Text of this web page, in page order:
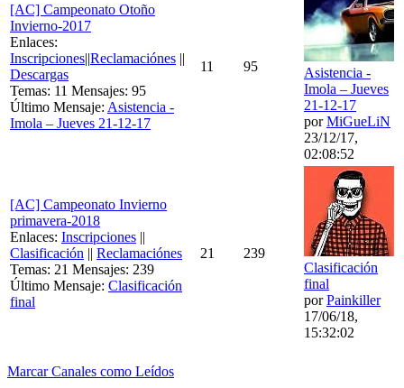
[AC] Campeonato Otoño
Invierno-2017
Enlaces:
Inscripciones||Reclamaciónes ||
Descargas
Temas: 11 Mensajes: 95
Último Mensaje: Asistencia -
Imola – Jueves 21-12-17
11 95
Asistencia -
Imola – Jueves
21-12-17
porMiGueLiN
23/12/17,
02:08:52
[AC] Campeonato Invierno
primavera-2018
Enlaces: Inscripciones ||
Clasificación || Reclamaciónes
Temas: 21 Mensajes: 239
Último Mensaje: Clasificación
final
21
239
Clasificación
final
porPainkiller
17/06/18,
15:32:02
Marcar Canales como Leídos